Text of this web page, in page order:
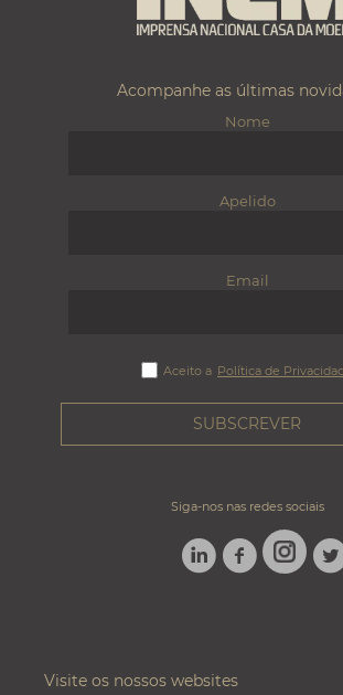
Acompanhe as últimas
Nome
Apelido
Email
Aceito a Política de
Siga-nos nas redes sociais
LINKEDINFACEBOOK
Visite os nossos websites